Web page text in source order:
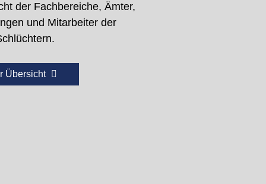
der Fachbereiche, Ämter,
und Mitarbeiter der
Übersicht